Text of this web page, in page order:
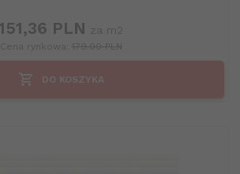
151,36 PLN za m2
Cena rynkowa: 179.00 PLN
DO KOSZYKA